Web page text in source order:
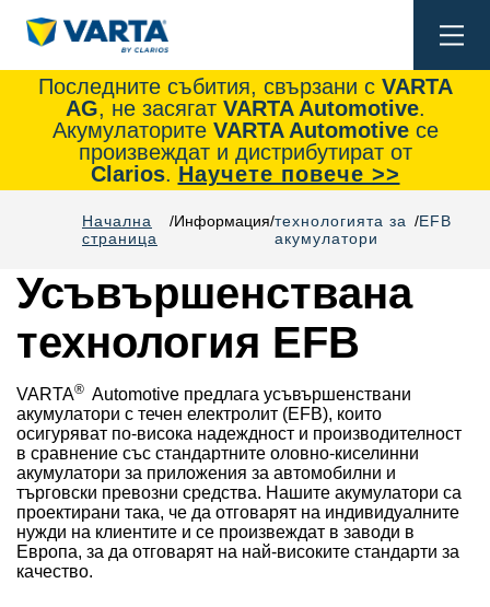
Последните събития, свързани с VARTA
AG, не засягат VARTA Automotive.
Акумулаторите VARTA Automotiveсе
произвеждат и дистрибутират от
Clarios. Научете повече >>
Начална
страница
Информация технологията за
акумулатори
EFB
Усъвършенствана
технология EFB
VARTA® Automotive предлага усъвършенствани
акумулатори с течен електролит (EFB), които
осигуряват по-висока надеждност и производителност
в сравнение със стандартните оловно-киселинни
акумулатори за приложения за автомобилни и
търговски превозни средства. Нашите акумулатори са
проектирани така, че да отговарят на индивидуалните
нужди на клиентите и се произвеждат в заводи в
Европа, за да отговарят на най-високите стандарти за
качество.